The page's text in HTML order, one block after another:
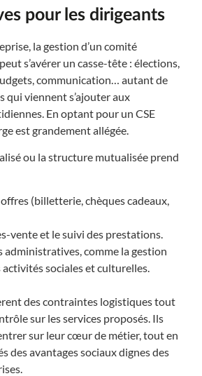
pour les dirigeants
la gestion d’un comité
s’avérer un casse-tête : élections,
communication… autant de
qui viennent s’ajouter aux
En optant pour un CSE
est grandement allégée.
ou la structure mutualisée prend
(billetterie, chèques cadeaux,
vente et le suivi des prestations.
administratives, comme la gestion
sociales et culturelles.
des contraintes logistiques tout
sur les services proposés. Ils
sur leur cœur de métier, tout en
des avantages sociaux dignes des